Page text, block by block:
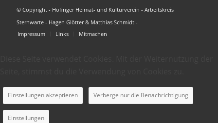
© Copyright - Höfinger Heimat- und Kulturverein - Arbeitskreis
Sternwarte - Hagen Glötter & Matthias Schmidt -
Impressum
Links Mitmachen
Einstellungen akzeptieren Verberge nur die Benachrichtigung
Einstellungen